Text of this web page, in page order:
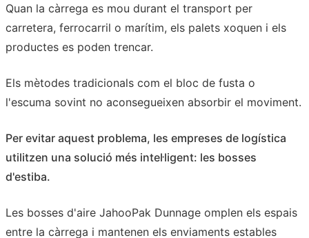
Quan la càrrega es mou durant el transport per
carretera, ferrocarril o marítim, els palets xoquen i els
productes es poden trencar.
Els mètodes tradicionals com el bloc de fusta o
l'escuma sovint no aconsegueixen absorbir el moviment.
Per evitar aquest problema, les empreses de logística
utilitzen una solució més intel·ligent: les bosses
d'estiba.
Les bosses d'aire JahooPak Dunnage omplen els espais
entre la càrrega i mantenen els enviaments estables